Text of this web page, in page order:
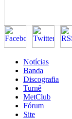
Notícias
Banda
Discografia
Turnê
MetClub
Fórum
Site